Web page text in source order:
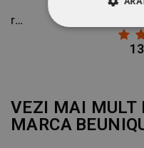
Cămașă cu mânecă scurtă pentru femei PORTO FINO ȘAMPANIE
VEZI MAI MULT
MARCA
STRICT
DE
DE